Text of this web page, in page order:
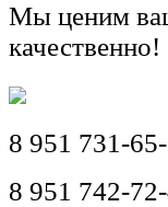
Мы ценим
качественно!
8 951 731-
8 951 742-